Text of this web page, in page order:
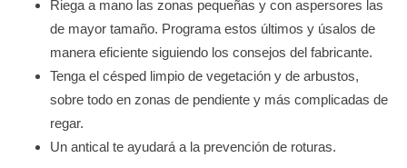
Riega a mano las zonas pequeñas y con aspersores las
de mayor tamaño. Programa estos últimos y úsalos de
manera eficiente siguiendo los consejos del fabricante.
Tenga el césped limpio de vegetación y de arbustos,
sobre todo en zonas de pendiente y más complicadas de
regar.
Un antical te ayudará a la prevención de roturas.